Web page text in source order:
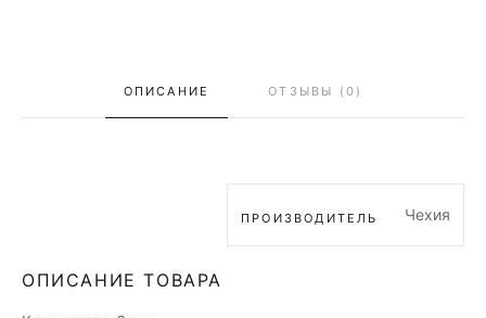
ОПИСАНИЕ ОТЗЫВЫ (0)
ПРОИЗВОДИТЕЛЬ Чехия
ОПИСАНИЕ ТОВАРА